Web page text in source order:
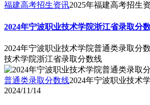
福建高考招生资讯2025年福建高考招生
2024年宁波职业技术学院浙江省录取分
2024年宁波职业技术学院普通类录取分
技术学院浙江省录取分数线
普通类录取分数线2024年宁波职业技术
2024/11/14